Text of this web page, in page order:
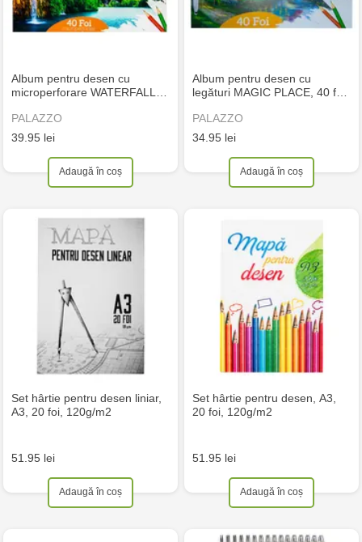
Album pentru desen cu
microperforare WATERFALL…
PALAZZO
39.95 lei
Adaugă în coș
Album pentru desen cu
legături MAGIC PLACE, 40 f…
PALAZZO
34.95 lei
Adaugă în coș
Set hârtie pentru desen liniar,
А3, 20 foi, 120g/m2
51.95 lei
Adaugă în coș
Set hârtie pentru desen, А3,
20 foi, 120g/m2
51.95 lei
Adaugă în coș